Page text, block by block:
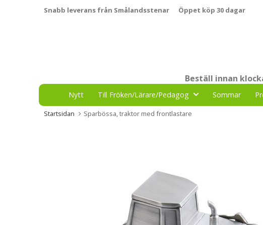
Snabb leverans från Smålandsstenar Öppet köp 30 dagar
Beställ innan
Nytt Till Fröken/Lärare/Pedagog Sommar
Startsidan Sparbössa, traktor med frontlastare